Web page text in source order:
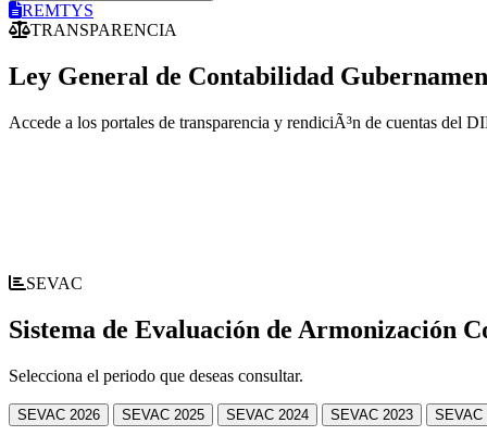
REMTYS
TRANSPARENCIA
Ley General de Contabilidad
Accede a los portales de transparencia y rendiciÃ³n de cuentas del
SEVAC
Sistema de Evaluación de Armonización
Selecciona el periodo que deseas consultar.
SEVAC 2026 SEVAC 2025 SEVAC 2024 SEVAC 2023 SEVAC